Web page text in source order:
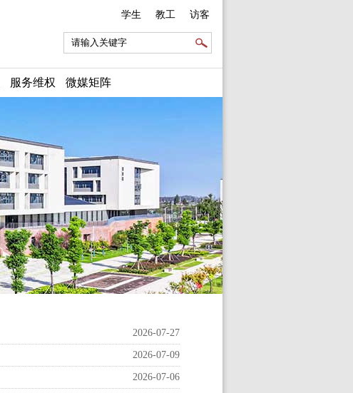
学生 教工 访客
服务维权 微媒矩阵
2026-07-27
2026-07-09
2026-07-06